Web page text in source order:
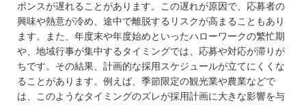
ポンスが遅れることがあります。この遅れが原因で、応募者の
興味や熱意が冷め、途中で離脱するリスクが高まることもあり
ます。また、年度末や年度始めといったハローワークの繁忙期
や、地域行事が集中するタイミングでは、応募や対応が滞りが
ちです。その結果、計画的な採用スケジュールが立てにくくな
ることがあります。例えば、季節限定の観光業や農業などで
は、このようなタイミングのズレが採用計画に大きな影響を与